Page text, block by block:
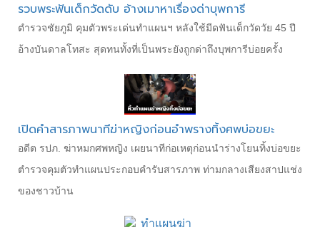
รวบพระฟันเด็กวัดดับ อ้างเมาหาเรื่องด่าบุพการี
ตำรวจชัยภูมิ คุมตัวพระเด่นทำแผนฯ หลังใช้มีดฟันเด็กวัดวัย 45 ปี
อ้างบันดาลโทสะ สุดทนทั้งที่เป็นพระยังถูกด่าถึงบุพการีบ่อยครั้ง
เปิดคำสารภาพนาทีฆ่าหญิงก่อนอำพรางทิ้งศพบ่อขยะ
อดีต รปภ. ฆ่าหมกศพหญิง เผยนาทีก่อเหตุก่อนนำร่างโยนทิ้งบ่อขยะ
ตำรวจคุมตัวทำแผนประกอบคำรับสารภาพ ท่ามกลางเสียงสาปแช่ง
ของชาวบ้าน